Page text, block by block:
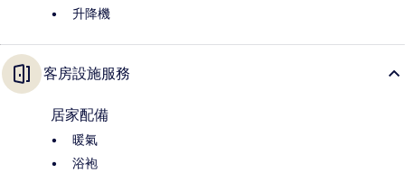
升降機
客房設施服務
居家配備
暖氣
浴袍